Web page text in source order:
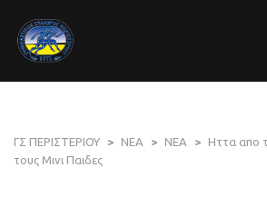
ΓΣ ΠΕΡΙΣΤΕΡΙΟΥ > ΝΕΑ > ΝΕΑ >
Ηττα απο
τους Μινι Παιδες